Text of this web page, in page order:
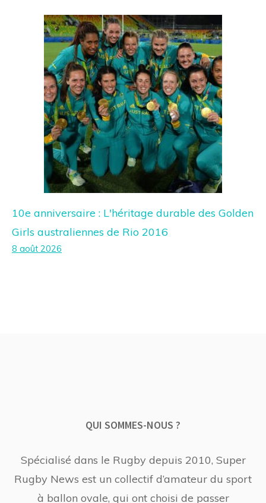
10e anniversaire : L'héritage durable des Golden
Girls australiennes de Rio 2016
8 août 2026
QUI SOMMES-NOUS ?
Spécialisé dans le Rugby depuis 2010, Super
Rugby News est un collectif d’amateur du sport
à ballon ovale, qui ont choisi de passer